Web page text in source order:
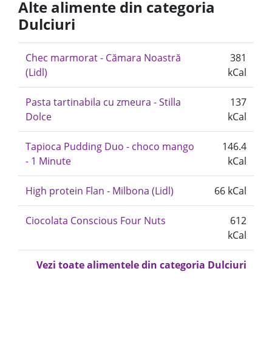
Alte alimente din categoria
Dulciuri
Chec marmorat - Cămara Noastră
(Lidl)
381
kCal
Pasta tartinabila cu zmeura - Stilla
Dolce
137
kCal
Tapioca Pudding Duo - choco mango
- 1 Minute
146.4
kCal
High protein Flan - Milbona (Lidl) 66 kCal
Ciocolata Conscious Four Nuts
612
kCal
Vezi toate alimentele din categoria Dulciuri